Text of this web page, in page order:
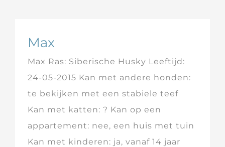
Max
Max Ras: Siberische Husky Leeftijd:
24-05-2015 Kan met andere honden:
te bekijken met een stabiele teef
Kan met katten: ? Kan op een
appartement: nee, een huis met tuin
Kan met kinderen: ja, vanaf 14 jaar